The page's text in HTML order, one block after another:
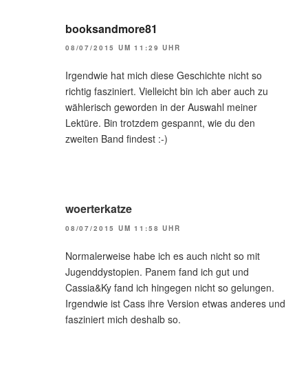
booksandmore81
08/07/2015 UM 11:29 UHR
Irgendwie hat mich diese Geschichte nicht so
richtig fasziniert. Vielleicht bin ich aber auch zu
wählerisch geworden in der Auswahl meiner
Lektüre. Bin trotzdem gespannt, wie du den
zweiten Band findest :-)
woerterkatze
08/07/2015 UM 11:58 UHR
Normalerweise habe ich es auch nicht so mit
Jugenddystopien. Panem fand ich gut und
Cassia&Ky fand ich hingegen nicht so gelungen.
Irgendwie ist Cass ihre Version etwas anderes und
fasziniert mich deshalb so.